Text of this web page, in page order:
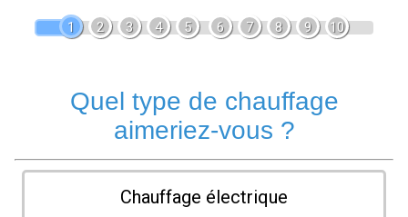
1 2 3 4 5 6 7 8 9 10
Quel type de chauffage
aimeriez-vous ?
Chauffage électrique